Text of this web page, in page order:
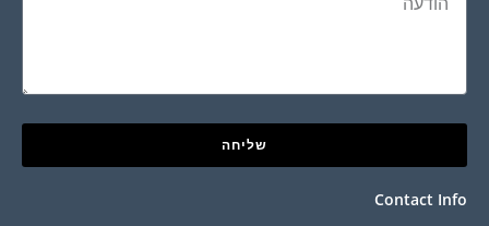
שליחה
Contact Info